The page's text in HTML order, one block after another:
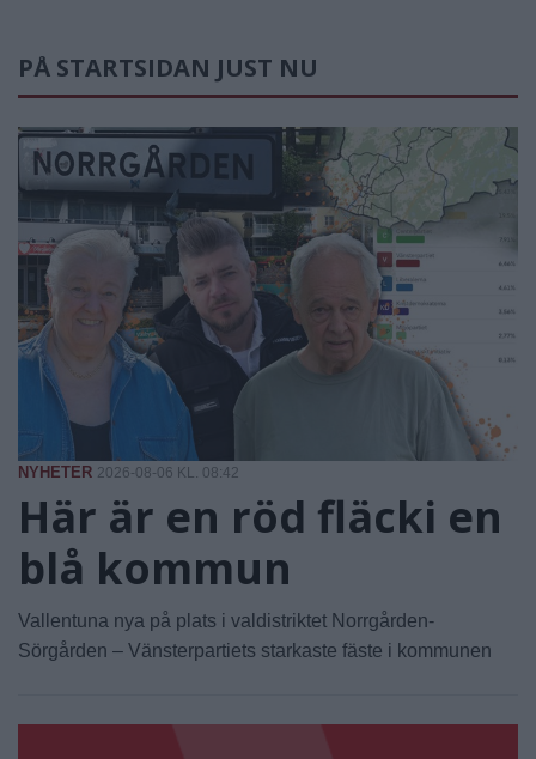
PÅ STARTSIDAN JUST NU
NYHETER 2026-08-06 KL. 08:42
Här är en röd fläcki en
blå kommun
Vallentuna nya på plats i valdistriktet Norrgården-
Sörgården – Vänsterpartiets starkaste fäste i kommunen